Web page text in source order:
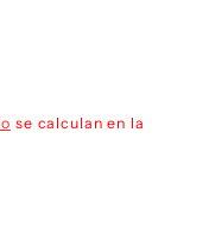
se calculan en la